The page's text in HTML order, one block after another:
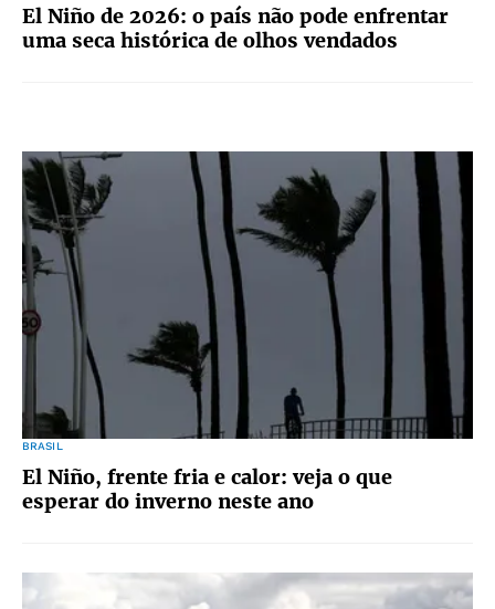
El Niño de 2026: o país não pode enfrentar
uma seca histórica de olhos vendados
BRASIL
El Niño, frente fria e calor: veja o que
esperar do inverno neste ano